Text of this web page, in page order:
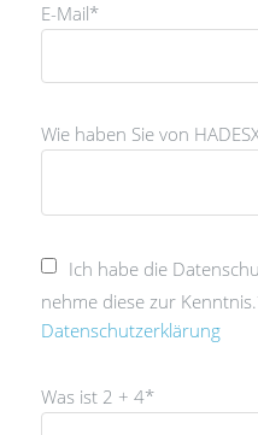
E-Mail*
Wie haben Sie von
Ich habe die
nehme diese zur
Datenschutzerklärung
Was ist 2 + 4*